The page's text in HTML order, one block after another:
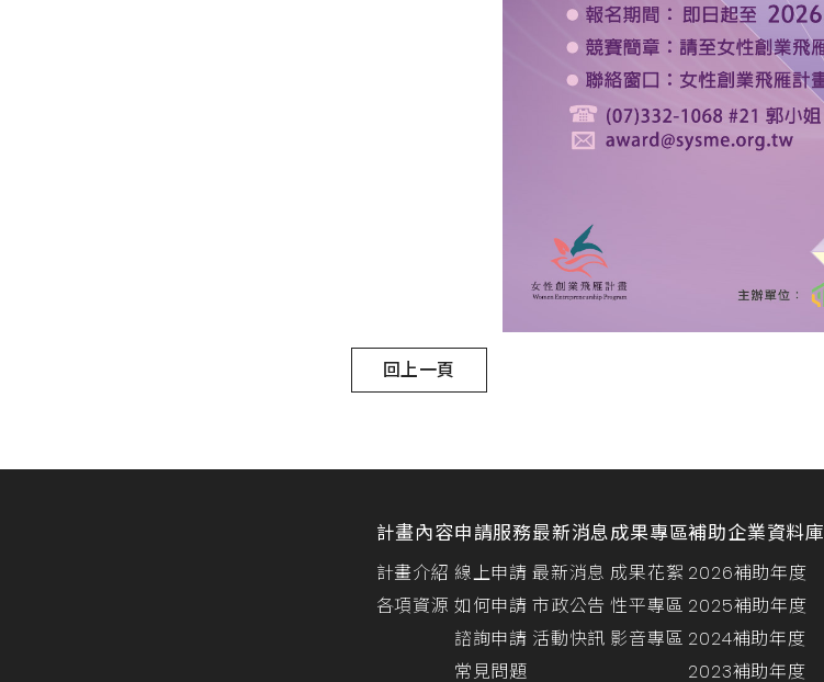
回上一頁
計畫內容
計畫介紹
各項資源
申請服務
線上申請
如何申請
諮詢申請
常見問題
最新消息
最新消息
市政公告
活動快訊
成果專區
成果花絮
性平專區
影音專區
補助企業資料庫
2026補助年度
2025補助年度
2024補助年度
2023補助年度